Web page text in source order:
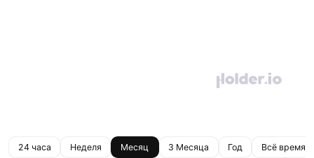
24 часа Неделя Месяц 3 Месяца Год Всё время